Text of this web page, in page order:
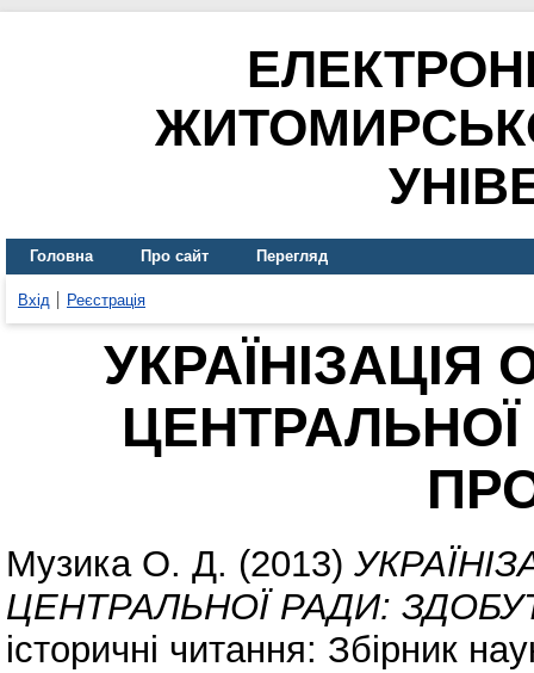
Головна Про сайт Перегляд
Вхід Реєстрація
Музика О. Д. (2013)
ЦЕНТРАЛЬНОЇ РАДИ:
історичні читання: Збірник